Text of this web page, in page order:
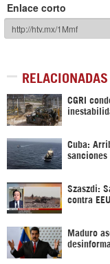
Enlace corto
RELACIONADAS
CGRI
Cuba:
sanciones
Szaszdi:
contra
Maduro